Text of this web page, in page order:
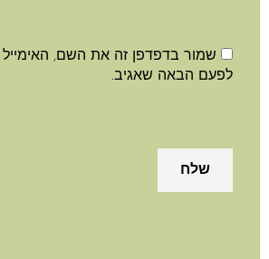
שמור בדפדפן זה את השם,
לפעם הבאה שאגיב.